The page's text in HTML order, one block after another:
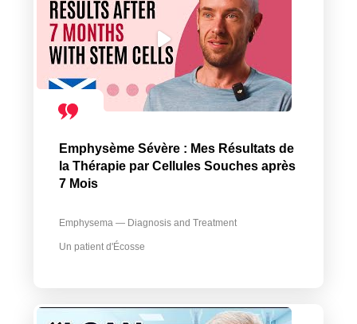
Emphysème Sévère : Mes Résultats de
la Thérapie par Cellules Souches après
7 Mois
Emphysema — Diagnosis and Treatment
Un patient d'Écosse